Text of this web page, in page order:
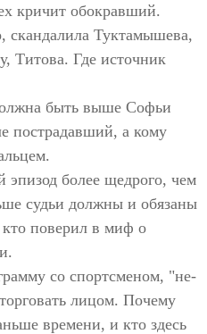
кричит обокравший.
Туктамышева,
Титова. Где источник
быть выше Софьи
пострадавший, а кому
эпизод более щедрого, чем
судьи должны и обязаны
кто поверил в миф о
со спортсменом, "не-
лицом. Почему
времени, и кто здесь